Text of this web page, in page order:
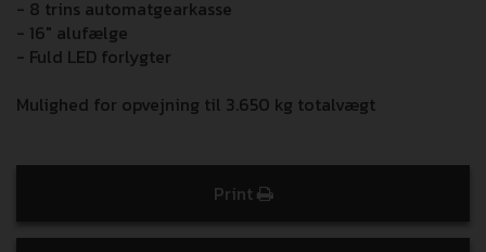
- 8 trins automatgearkasse
- 16" alufælge
- Fuld LED forlygter
Mulighed for opvejning til 3.650 kg totalvægt
Print